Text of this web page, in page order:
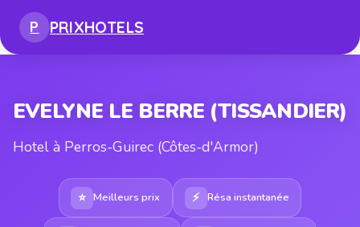
P PRIXHOTELS
EVELYNE LE BERRE (TISSANDIER)
Hotel à Perros-Guirec (Côtes-d'Armor)
⭐ Meilleurs prix ⚡ Résa instantanée